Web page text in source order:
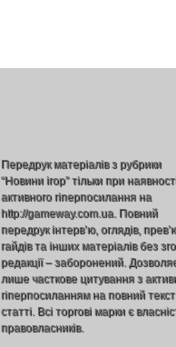
Передрук матеріалів з рубрики
“Новини ігор” тільки при
активного гіперпосилання на
http://gameway.com.ua. Повний
передрук інтерв’ю, оглядів,
гайдів та інших матеріалів без
редакції – заборонений.
лише часткове цитування з
гіперпосиланням на повний текст
статті. Всі торгові марки є
правовласників.